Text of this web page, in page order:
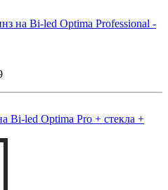
Bi-led Optima Pro + стекла +